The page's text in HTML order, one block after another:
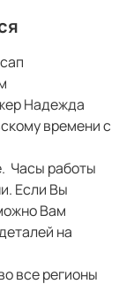
Надежда
времени с
Часы работы
Если Вы
Вам
на
все регионы